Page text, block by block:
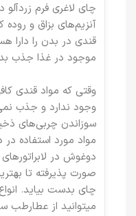
چای لاغری فرم
آنزیم‌های بزاق و
قندی در بدن را دارا
موجود در غذا جذب
وقتی که مواد قندی
وجود ندارد و جذب
سوزاندن چربی‌های
مواد مورد استفاده
دوغوش در
صورت پذیرفته تا
چای بدست بیاید.
میتوانید از عطارطب